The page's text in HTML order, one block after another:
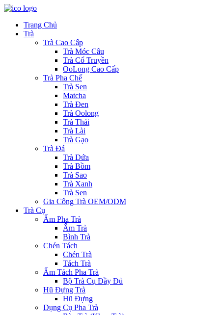
Trang Chủ
Trà
Trà Cao Cấp
Trà Móc Câu
Trà Cổ Truyền
OoLong Cao Cấp
Trà Pha Chế
Trà Sen
Matcha
Trà Đen
Trà Oolong
Trà Thái
Trà Lài
Trà Gạo
Trà Đá
Trà Dứa
Trà Bồm
Trà Sao
Trà Xanh
Trà Sen
Gia Công Trà OEM/ODM
Trà Cụ
Ấm Pha Trà
Ấm Trà
Bình Trà
Chén Tách
Chén Trà
Tách Trà
Ấm Tách Pha Trà
Bộ Trà Cụ Đầy Đủ
Hũ Đựng Trà
Hũ Đựng
Dụng Cụ Pha Trà